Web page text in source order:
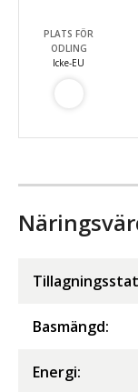
PLATS FÖR
ODLING
Icke-EU
Basmängd:
Energi: